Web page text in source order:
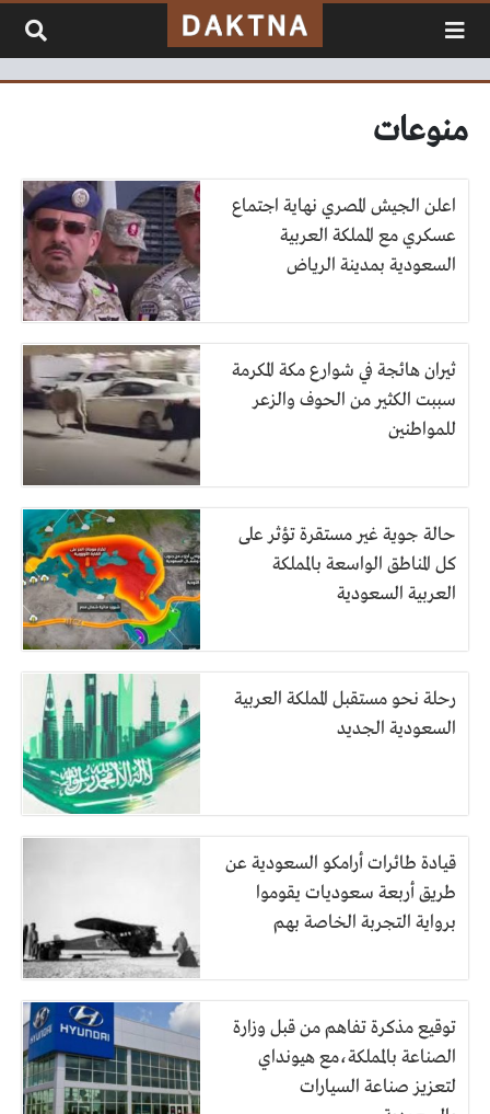
منوعات
اعلن الجيش المصري نهاية اجتماع
عسكري مع المملكة العربية
السعودية بمدينة الرياض
ثيران هائجة في شوارع مكة المكرمة
سببت الكثير من الحوف والزعر
للمواطنين
حالة جوية غير مستقرة تؤثر على
كل المناطق الواسعة بالمملكة
العربية السعودية
رحلة نحو مستقبل المملكة العربية
السعودية الجديد
قيادة طائرات أرامكو السعودية عن
طريق أربعة سعوديات يقوموا
برواية التجربة الخاصة بهم
توقيع مذكرة تفاهم من قبل وزارة
الصناعة بالمملكة،مع هيونداي
لتعزيز صناعة السيارات